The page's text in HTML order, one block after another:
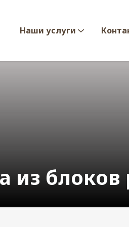
Наши услуги
из блоков